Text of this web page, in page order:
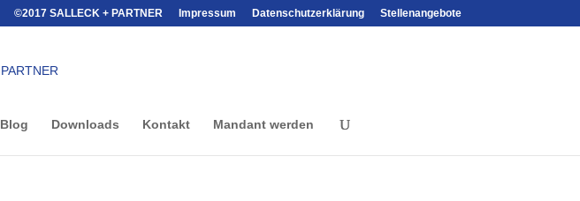
©2017 SALLECK + PARTNER Impressum Datenschutzerklärung Stellenangebote
Blog Downloads Kontakt Mandant werden